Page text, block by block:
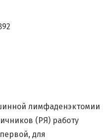
лимфаденэктомии
(РЯ) работу
для